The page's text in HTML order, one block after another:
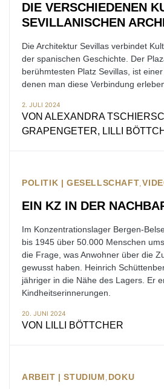
DIE VERSCHIEDENEN
SEVILLANISCHEN
Die Architektur Sevillas verbindet
der spanischen Geschichte. Der
berühmtesten Platz Sevillas, ist
denen man diese Verbindung
2. JULI 2024
VON ALEXANDRA
GRAPENGETER, LILLI
POLITIK | GESELLSCHAFT
EIN KZ IN DER
Im Konzentrationslager Bergen-
bis 1945 über 50.000 Menschen
die Frage, was Anwohner über die
gewusst haben. Heinrich
jähriger in die Nähe des Lagers. Er
Kindheitserinnerungen.
20. JUNI 2024
VON LILLI BÖTTCHER
ARBEIT | STUDIUM DOKU